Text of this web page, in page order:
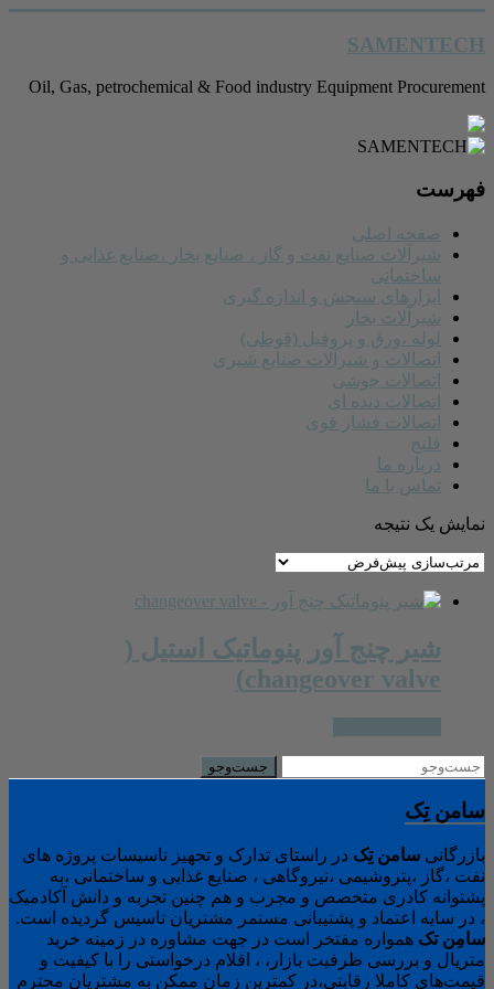
به
SAMENTECH
Oil, Gas, petrochemical & Food industry Equipment Procurement
فهرست
صفحه اصلی
شیرآلات صنایع نفت و گاز ، صنایع بخار ،صنایع غذایی و
ساختمانی
ابزارهای سنجش و اندازه گیری
شیرآلات بخار
لوله ،ورق و پروفیل (قوطی)
اتصالات و شیرآلات صنایع شیری
اتصالات جوشی
اتصالات دنده ای
اتصالات فشار قوی
فلنج
درباره ما
تماس با ما
نمایش یک نتیجه
شیر چنج آور پنوماتیک استیل (
changeover valve)
سامن تِک
بازرگانی سامن تِک در راستای تدارک و تجهیز تاسیسات پروژه های
نفت ،گاز ،پتروشیمی ،نیروگاهی ، صنایع غذایی و ساختمانی ،به
پشتوانه کادری متخصص و مجرب و هم چنین تجربه و دانش آکادمیک
، در سایه اعتماد و پشتیبانی مستمر مشتریان تاسیس گردیده است.
سامِن تک همواره مفتخر است در جهت مشاوره در زمینه خرید
متریال و بررسی ظرفیت بازار، ، اقلام درخواستی را با کیفیت و
قیمت‌های کاملا رقابتی،در کمترین زمان ممکن به مشتریان محترم